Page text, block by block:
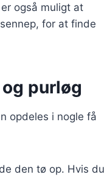
også muligt at
for at finde
purløg
opdeles i nogle få
den tø op. Hvis du